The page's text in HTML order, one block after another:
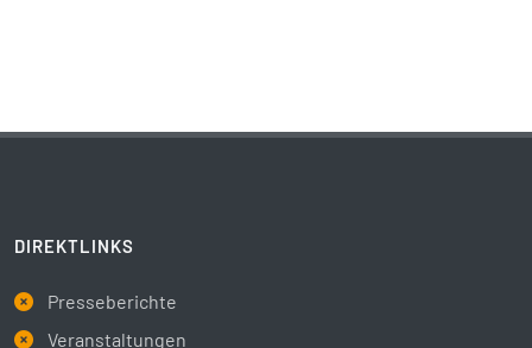
DIREKTLINKS
Presseberichte
Veranstaltungen